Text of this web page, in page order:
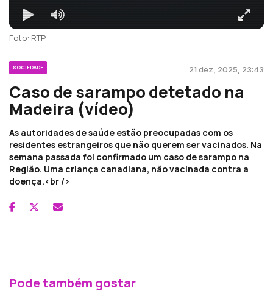
Foto: RTP
SOCIEDADE 21 dez, 2025, 23:43
Caso de sarampo detetado na
Madeira (vídeo)
As autoridades de saúde estão preocupadas com os
residentes estrangeiros que não querem ser vacinados. Na
semana passada foi confirmado um caso de sarampo na
Região. Uma criança canadiana, não vacinada contra a
doença.<br />
Pode também gostar